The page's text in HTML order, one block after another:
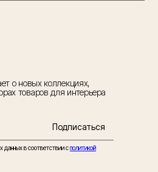
о новых коллекциях,
товаров для интерьера
данных в соответствии сполитикой
Подписаться